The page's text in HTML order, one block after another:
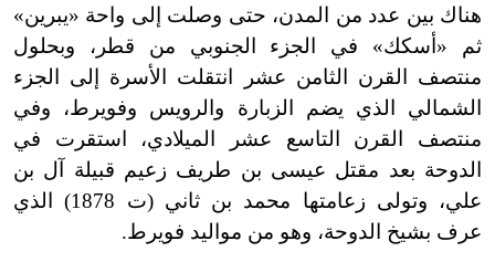
هناك بين عدد من المدن، حتى وصلت إلى واحة «يبرين»
ثم « أسكك» في الجزء الجنوبي من قطر، وبحلول
منتصف القرن الثامن عشر انتقلت الأسرة إلى الجزء
الشمالي الذي يضم الزبارة والرويس وفويرط، وفي
منتصف القرن التاسع عشر الميلادي، استقرت في
الدوحة بعد مقتل عيسى بن طريف زعيم قبيلة آل بن
علي، وتولى زعامتها محمد بن ثاني (ت 1878) الذي
عرف بشيخ الدوحة، وهو من مواليد فويرط.